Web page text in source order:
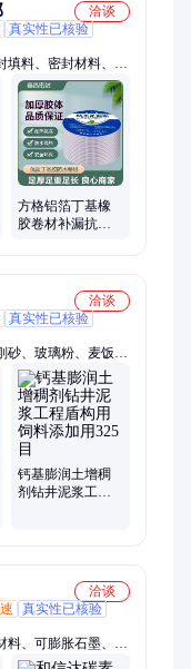
洽谈
真实性已核验
填料、密封材料、四
接地线、柔性接地电
纤维绳、陶瓷纤维防
方格铝箔丁基橡
胶卷材补漏抗老
洽谈
真实性已核验
砂、玻璃粉、麦饭
砂、贝壳粉、氧化
钙基膨润土增稠
剂钻井泥浆工程
洽谈
真实性已核验
、可膨胀石墨、石